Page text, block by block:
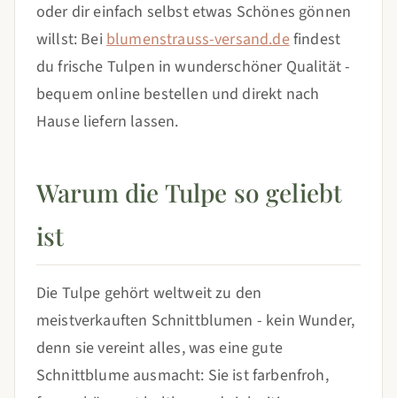
oder dir einfach selbst etwas Schönes gönnen
willst: Beiblumenstrauss-versand.defindest
du frische Tulpen in wunderschöner Qualität -
bequem online bestellen und direkt nach
Hause liefern lassen.
Warum die Tulpe so geliebt
ist
Die Tulpe gehört weltweit zu den
meistverkauften Schnittblumen - kein Wunder,
denn sie vereint alles, was eine gute
Schnittblume ausmacht: Sie ist farbenfroh,